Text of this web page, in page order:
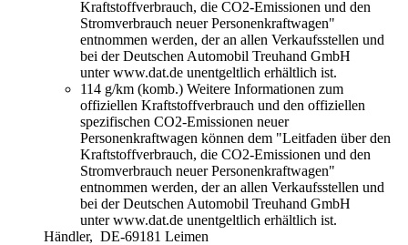
Kraftstoffverbrauch, die CO2-Emissionen und den
Stromverbrauch neuer Personenkraftwagen"
entnommen werden, der an allen Verkaufsstellen und
bei der Deutschen Automobil Treuhand GmbH
unter www.dat.de unentgeltlich erhältlich ist.
114 g/km (komb.) Weitere Informationen zum
offiziellen Kraftstoffverbrauch und den offiziellen
spezifischen CO2-Emissionen neuer
Personenkraftwagen können dem "Leitfaden über den
Kraftstoffverbrauch, die CO2-Emissionen und den
Stromverbrauch neuer Personenkraftwagen"
entnommen werden, der an allen Verkaufsstellen und
bei der Deutschen Automobil Treuhand GmbH
unter www.dat.de unentgeltlich erhältlich ist.
Händler, DE-69181 Leimen